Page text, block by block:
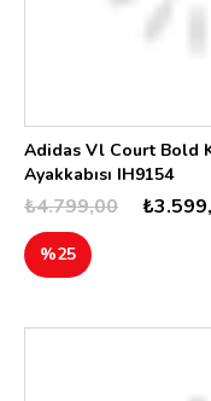
Adidas Vl Court Bold
Ayakkabısı IH9154
₺4.799,00
%25